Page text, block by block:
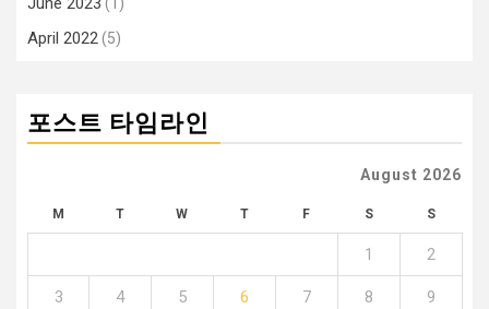
(1)
April 2022(5)
포스트 타임라인
August 2026
M T W T F S S
1 2
3 4 5 6 7 8 9